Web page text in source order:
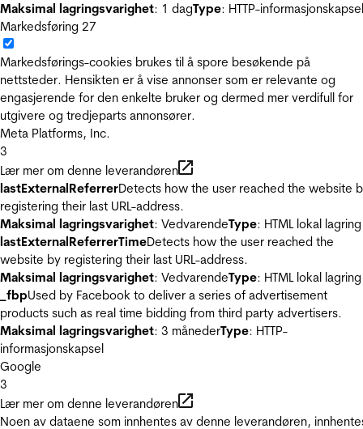
Maksimal lagringsvarighet: 1 dagType: HTTP-informasjonskapsel
Markedsføring 27
Markedsførings-cookies brukes til å spore besøkende på
nettsteder. Hensikten er å vise annonser som er relevante og
engasjerende for den enkelte bruker og dermed mer verdifull for
utgivere og tredjeparts annonsører.
Meta Platforms, Inc.
3
Lær mer om denne leverandøren
lastExternalReferrerDetects how the user reached the website
registering their last URL-address.
Maksimal lagringsvarighet: VedvarendeType: HTML lokal lagring
lastExternalReferrerTimeDetects how the user reached the
website by registering their last URL-address.
Maksimal lagringsvarighet: VedvarendeType: HTML lokal lagring
_fbpUsed by Facebook to deliver a series of advertisement
products such as real time bidding from third party advertisers.
Maksimal lagringsvarighet: 3 månederType: HTTP-
informasjonskapsel
Google
3
Lær mer om denne leverandøren
Noen av dataene som innhentes av denne leverandøren,